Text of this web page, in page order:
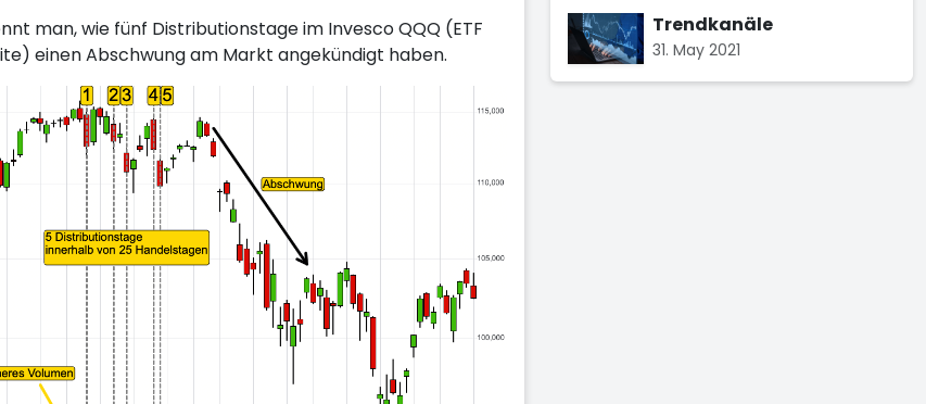
man, wie fünf Distributionstage im Invesco QQQ (ETF
einen Abschwung am Markt angekündigt haben.
Trendkanäle
31. May 2021